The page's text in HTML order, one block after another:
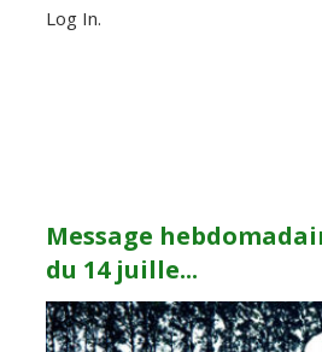
Log In.
Message
du 14 juille...